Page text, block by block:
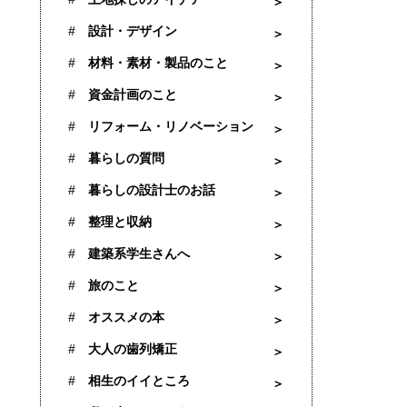
設計・デザイン
材料・素材・製品のこと
資金計画のこと
リフォーム・リノベーション
暮らしの質問
暮らしの設計士のお話
整理と収納
建築系学生さんへ
旅のこと
オススメの本
大人の歯列矯正
相生のイイところ